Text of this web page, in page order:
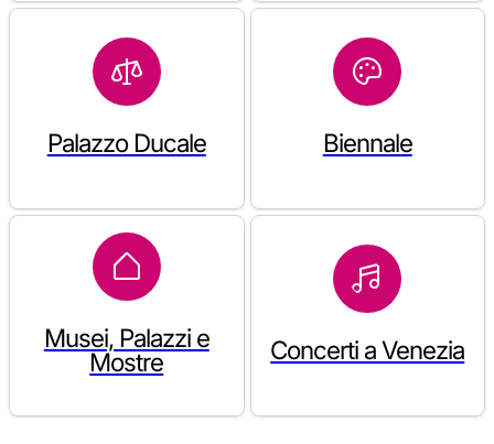
Palazzo Ducale Biennale
Musei, Palazzi e
Mostre
Concerti a Venezia